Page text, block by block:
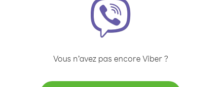
Vous n’avez pas encore Viber ?